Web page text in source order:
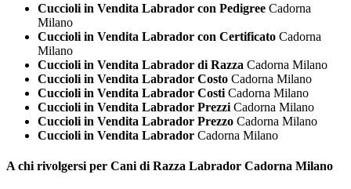
Cuccioli in Vendita Labrador con Pedigree Cadorna
Milano
Cuccioli in Vendita Labrador con Certificato Cadorna
Milano
Cuccioli in Vendita Labrador di Razza Cadorna Milano
Cuccioli in Vendita Labrador Costo Cadorna Milano
Cuccioli in Vendita Labrador Costi Cadorna Milano
Cuccioli in Vendita Labrador Prezzi Cadorna Milano
Cuccioli in Vendita Labrador Prezzo Cadorna Milano
Cuccioli in Vendita Labrador Cadorna Milano
A chi rivolgersi per Cani di Razza Labrador Cadorna Milano